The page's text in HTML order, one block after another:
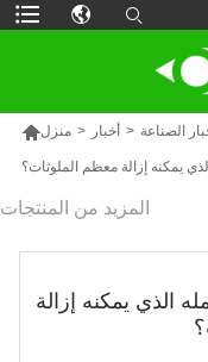
منزل > أخبار > الصناعة
يمكنه إزالة معظم الملوثات؟
المزيد من المنتجات
الذي يمكنه إزالة